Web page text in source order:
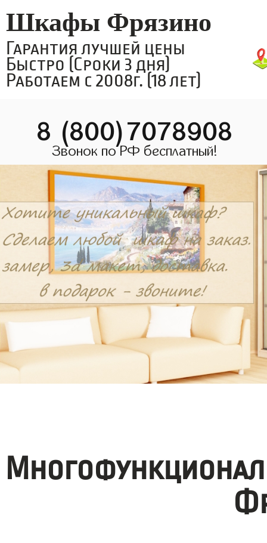
Шкафы Фрязино
Гарантия лучшей цены
Быстро (Сроки 3 дня)
Работаем с 2008г. (18 лет)
8 (800)7078908
Звонок по РФ бесплатный!